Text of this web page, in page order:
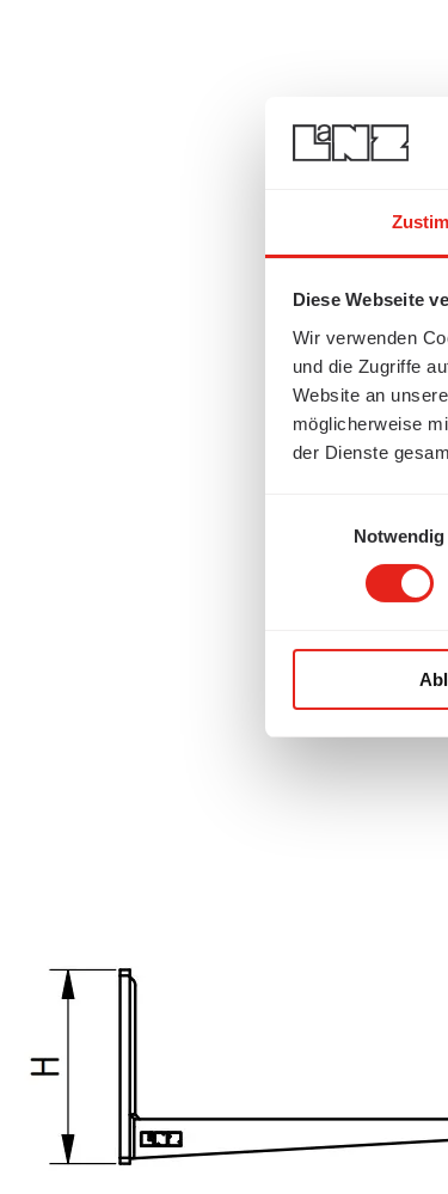
Diese Webseite
Wir verwenden
und die Zugriffe
Website an
möglicherweise
der Dienste
Notwendig